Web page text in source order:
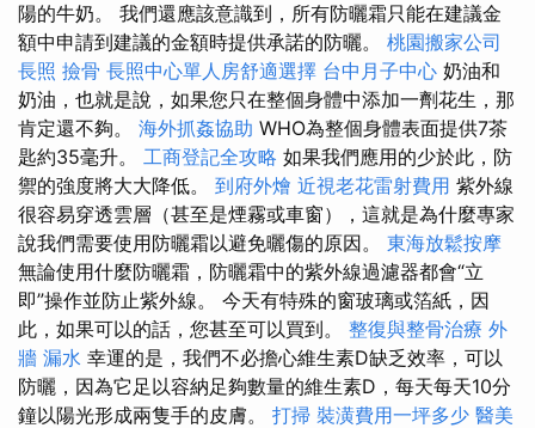
陽的牛奶。 我們還應該意識到，所有防曬霜只能在建議金
額中申請到建議的金額時提供承諾的防曬。 桃園搬家公司
長照 撿骨 長照中心單人房舒適選擇 台中月子中心 奶油和
奶油，也就是說，如果您只在整個身體中添加一劑花生，那
肯定還不夠。 海外抓姦協助 WHO為整個身體表面提供7茶
匙約35毫升。 工商登記全攻略 如果我們應用的少於此，防
禦的強度將大大降低。 到府外燴 近視老花雷射費用 紫外線
很容易穿透雲層（甚至是煙霧或車窗），這就是為什麼專家
說我們需要使用防曬霜以避免曬傷的原因。 東海放鬆按摩
無論使用什麼防曬霜，防曬霜中的紫外線過濾器都會“立
即”操作並防止紫外線。 今天有特殊的窗玻璃或箔紙，因
此，如果可以的話，您甚至可以買到。 整復與整骨治療 外
牆 漏水 幸運的是，我們不必擔心維生素D缺乏效率，可以
防曬，因為它足以容納足夠數量的維生素D，每天每天10分
鐘以陽光形成兩隻手的皮膚。 打掃 裝潢費用一坪多少 醫美